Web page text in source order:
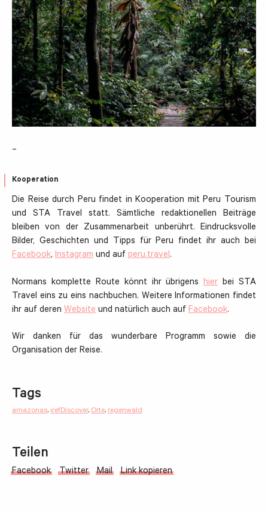
_
Kooperation
Die Reise durch Peru findet in Kooperation mit Peru Tourism
und STA Travel statt. Sämtliche redaktionellen Beiträge
bleiben von der Zusammenarbeit unberührt. Eindrucksvolle
Bilder, Geschichten und Tipps für Peru findet ihr auch bei
Facebook, Instagram und auf peru.travel.
Normans komplette Route könnt ihr übrigenshierbei STA
Travel eins zu eins nachbuchen. Weitere Informationen findet
ihr auf deren Website und natürlich auch auf Facebook.
Wir danken für das wunderbare Programm sowie die
Organisation der Reise.
Tags
amazonas, irefDiscover, Orte, regenwald
Teilen
Facebook Twitter Mail Link kopieren